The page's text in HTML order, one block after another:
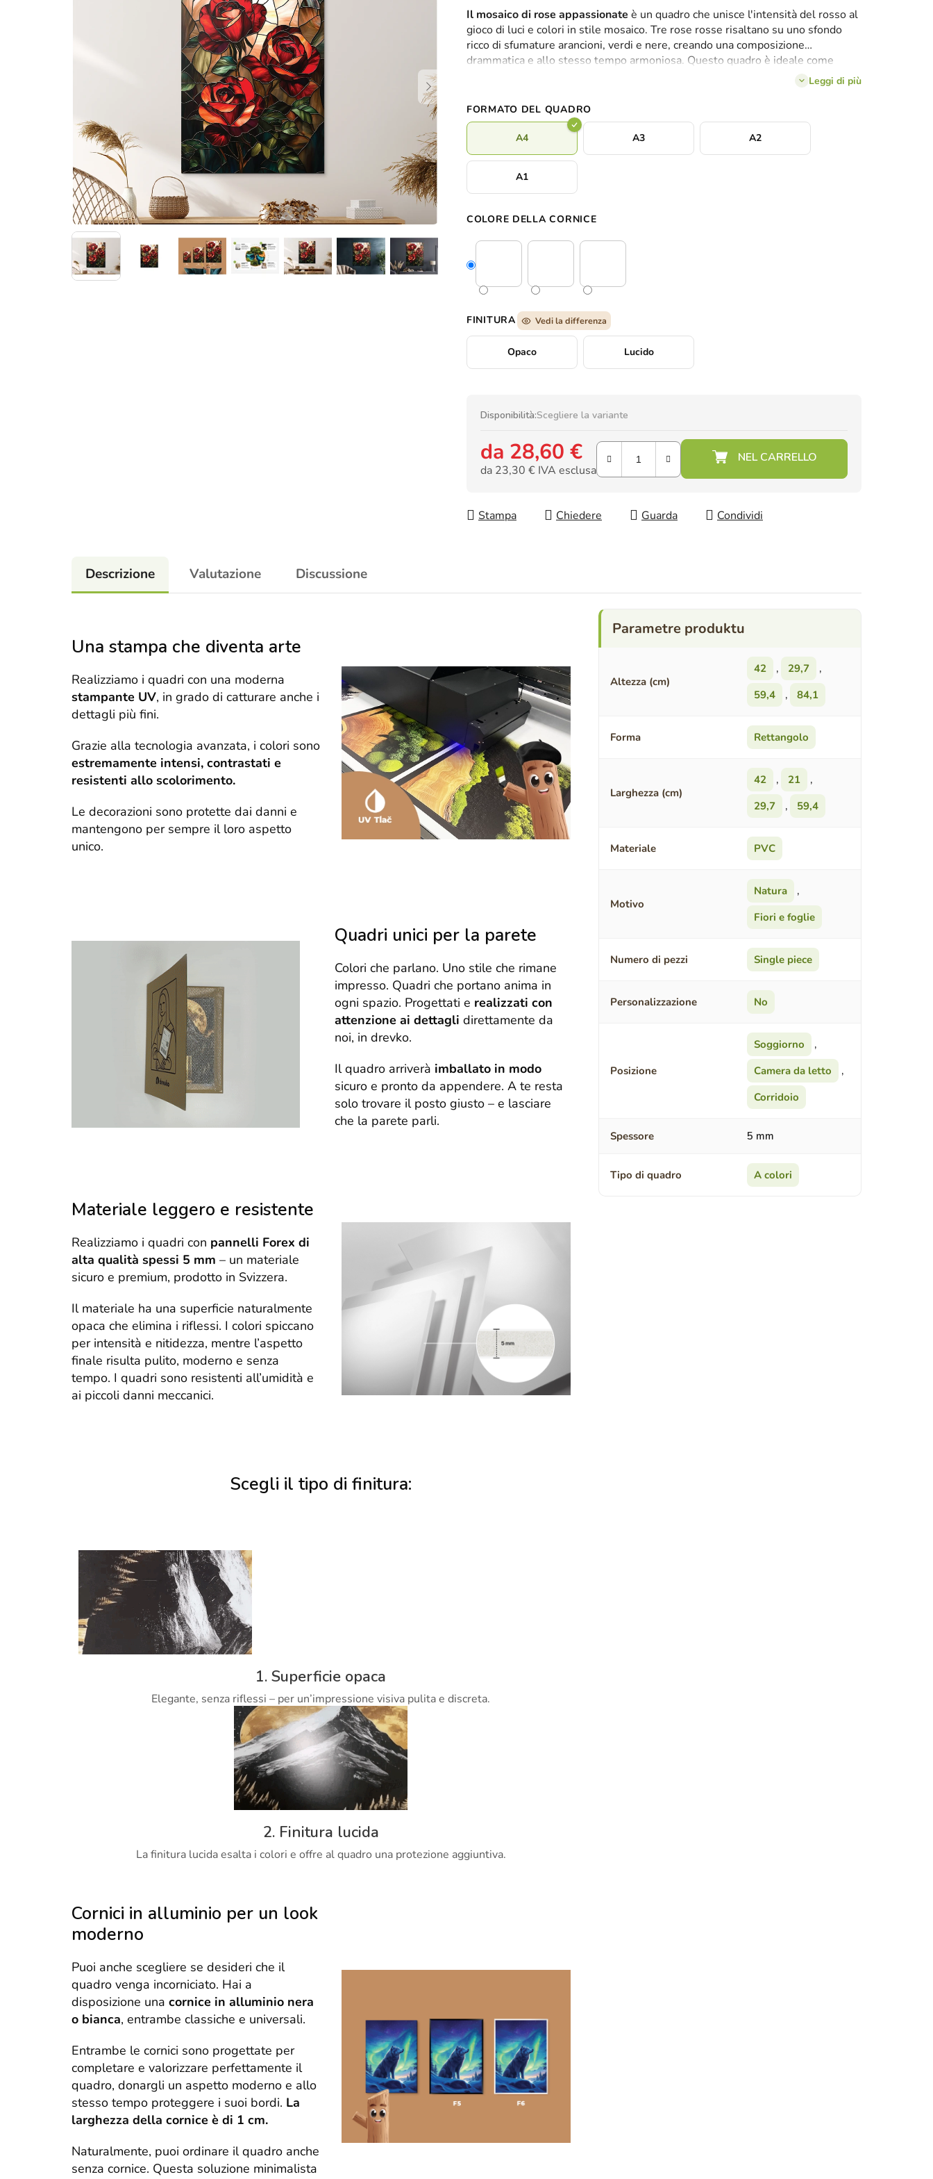
media
del
prodotto
è
5
stelle.
Il mosaico di rose appassionate è un quadro che unisce l'intensità del rosso al
gioco di luci e colori in stile mosaico. Tre rose rosse risaltano su uno sfondo
ricco di sfumature arancioni, verdi e nere, creando una composizione
drammatica e allo stesso tempo armoniosa. Questo quadro è ideale come
elemento dominante in uno spazio che richiede un forte impatto visivo, adLeggi di più
FORMATO DEL QUADRO
A4 A3 A2
A1
COLORE DELLA CORNICE
FINITURA Vedi la differenza
Opaco Lucido
Disponibilità:Scegliere la variante
da 28,60 €
da 23,30 € IVA esclusa
Stampa
Chiedere Guarda Condividi
Descrizione Valutazione Discussione
Una stampa che diventa arte
Realizziamo i quadri con una moderna
stampante UV, in grado di catturare anche i
dettagli più fini.
Grazie alla tecnologia avanzata, i colori sono
estremamente intensi, contrastati e
resistenti allo scolorimento.
Le decorazioni sono protette dai danni e
mantengono per sempre il loro aspetto
unico.
Quadri unici per la parete
Colori che parlano. Uno stile che rimane
impresso. Quadri che portano anima in
ogni spazio. Progettati e realizzati con
attenzione ai dettagli direttamente da
noi, in drevko.
Il quadro arriverà imballato in modo
sicuro e pronto da appendere. A te resta
solo trovare il posto giusto – e lasciare
che la parete parli.
Materiale leggero e resistente
Realizziamo i quadri con pannelli Forex di
alta qualità spessi 5 mm – un materiale
sicuro e premium, prodotto in Svizzera.
Il materiale ha una superficie naturalmente
opaca che elimina i riflessi. I colori spiccano
per intensità e nitidezza, mentre l’aspetto
finale risulta pulito, moderno e senza
tempo. I quadri sono resistenti all’umidità e
ai piccoli danni meccanici.
Scegli il tipo di finitura:
1. Superficie opaca
Elegante, senza riflessi – per un’impressione visiva pulita e discreta.
2. Finitura lucida
La finitura lucida esalta i colori e offre al quadro una protezione aggiuntiva.
Cornici in alluminio per un look
moderno
Puoi anche scegliere se desideri che il
quadro venga incorniciato. Hai a
disposizione una cornice in alluminio nera
o bianca, entrambe classiche e universali.
Entrambe le cornici sono progettate per
completare e valorizzare perfettamente il
quadro, donargli un aspetto moderno e allo
stesso tempo proteggere i suoi bordi. La
larghezza della cornice è di 1 cm.
Naturalmente, puoi ordinare il quadro anche
senza cornice. Questa soluzione minimalista
Altezza (cm)
42 , 29,7
,
59,4
, 84,1
Forma Rettangolo
Larghezza (cm)
42 , 21
,
29,7
, 59,4
Materiale PVC
Motivo
Natura
,
Fiori e foglie
Numero di pezzi Single piece
Personalizzazione No
Posizione
Soggiorno
,
Camera da letto
,
Corridoio
Spessore 5 mm
Tipo di quadro A colori